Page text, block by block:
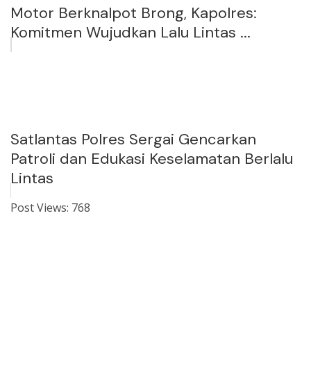
Motor Berknalpot Brong, Kapolres:
Komitmen Wujudkan Lalu Lintas ...
Satlantas Polres Sergai Gencarkan
Patroli dan Edukasi Keselamatan Berlalu
Lintas
Post Views: 768